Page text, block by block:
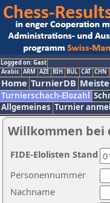
Logged on: Gast
Arabic ARM AZE BIH BUL CAT CHN
Home TurnierDB
Turnierschach-Elozahl
Allgemeines Turnier
Willkommen bei
Nachname
Personennummer
FIDE-Elolisten Stand